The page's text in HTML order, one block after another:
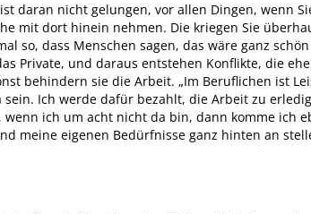
daran nicht gelungen, vor allen Dingen, wenn
mit dort hinein nehmen. Die kriegen Sie
so, dass Menschen sagen, das wäre ganz
Private, und daraus entstehen Konflikte, die
behindern sie die Arbeit. „Im Beruflichen ist
Ich werde dafür bezahlt, die Arbeit zu
ich um acht nicht da bin, dann komme ich
meine eigenen Bedürfnisse ganz hinten an